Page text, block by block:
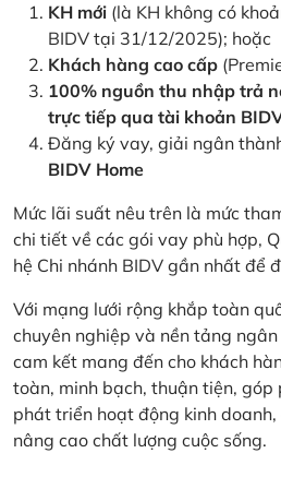
KH mới (là KH không có
BIDV tại 31/12/2025); hoặc
Khách hàng cao cấp
100% nguồn thu nhập trả
trực tiếp qua tài khoản
Đăng ký vay, giải ngân
BIDV Home
Mức lãi suất nêu trên là mức
chi tiết về các gói vay phù hợp,
hệ Chi nhánh BIDV gần nhất để
Với mạng lưới rộng khắp toàn
chuyên nghiệp và nền tảng
cam kết mang đến cho khách
toàn, minh bạch, thuận tiện, góp
phát triển hoạt động kinh
nâng cao chất lượng cuộc sống.